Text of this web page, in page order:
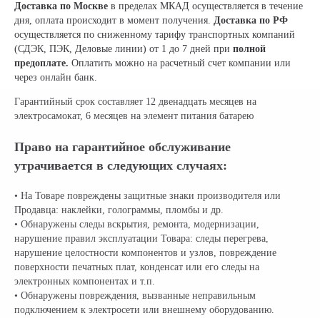
Доставка по Москве в пределах МКАД осуществляется в течение
дня, оплата происходит в момент получения. Доставка по РФ
осуществляется по сниженному тарифу транспортных компаний
(СДЭК, ПЭК, Деловые линии) от 1 до 7 дней при полной
предоплате. Оплатить можно на расчетный счет компании или
через онлайн банк.
Гарантийный срок составляет 12 двенадцать месяцев на
электросамокат, 6 месяцев на элемент питания батарею
Право на гарантийное обслуживание
утрачивается в следующих случаях:
• На Товаре повреждены защитные знаки производителя или
Продавца: наклейки, голограммы, пломбы и др.
• Обнаружены следы вскрытия, ремонта, модернизации,
нарушение правил эксплуатации Товара: следы перегрева,
нарушение целостности компонентов и узлов, повреждение
поверхности печатных плат, конденсат или его следы на
электронных компонентах и т.п.
• Обнаружены повреждения, вызванные неправильным
подключением к электросети или внешнему оборудованию.